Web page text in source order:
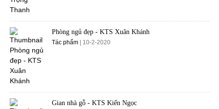
Phòng ngủ đẹp - KTS Xuân Khánh
Tác phẩm | 10-2-2020
Gian nhà gỗ - KTS Kiến Ngọc